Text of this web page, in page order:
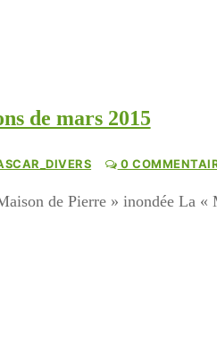
de mars 2015
0
de Pierre » inondée La «